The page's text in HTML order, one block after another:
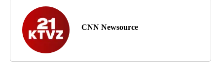
CNN Newsource